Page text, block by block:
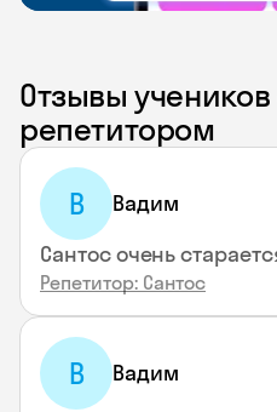
Отзывы учеников
репетитором
В Вадим
Сантос очень
Репетитор: Сантос
В Вадим